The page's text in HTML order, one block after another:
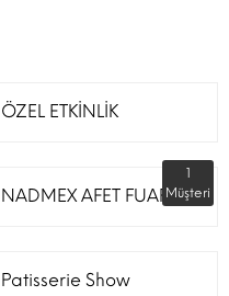
ÖZEL ETKİNLİK
NADMEX AFET FUARI
1
Müşteri
Patisserie Show